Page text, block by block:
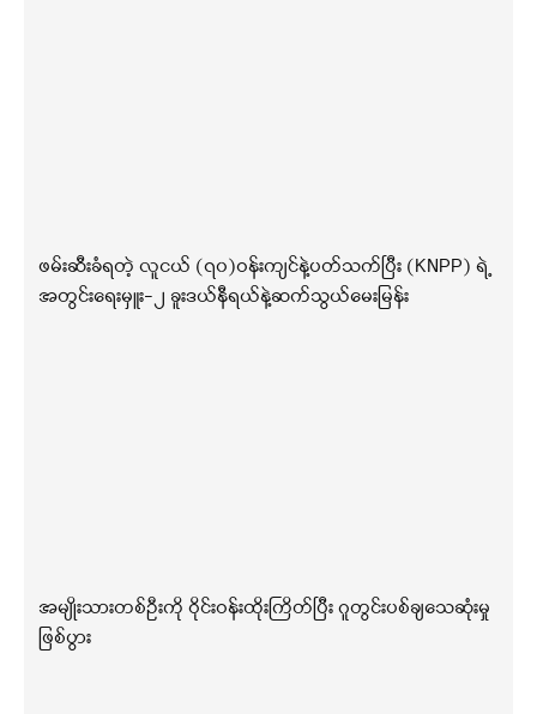
ဖမ်းဆီးခံရတဲ့ လူငယ် (၇၀)ဝန်းကျင်နဲ့ပတ်သက်ပြီး (KNPP) ရဲ့
အတွင်းရေးမှူး-၂ ခူးဒယ်နီရယ်နဲ့ဆက်သွယ်မေးမြန်း
အမျိုးသားတစ်ဦးကို ဝိုင်းဝန်းထိုးကြိတ်ပြီး ဂူတွင်းပစ်ချသေဆုံးမှု
ဖြစ်ပွား